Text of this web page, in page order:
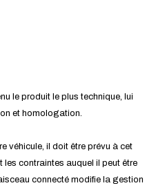
le produit le plus technique, lui
et homologation.
véhicule, il doit être prévu à cet
les contraintes auquel il peut être
connecté modifie la gestion